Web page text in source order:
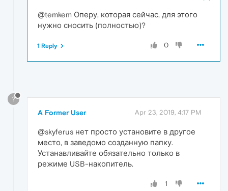
@temkem Оперу, которая сейчас, для этого
нужно сносить (полностью)?
0
1 Reply
?
A Former User Apr 23, 2019, 4:17 PM
@skyferus нет просто установите в другое
место, в заведомо созданную папку.
Устанавливайте обязательно только в
режиме USB-накопитель.
1